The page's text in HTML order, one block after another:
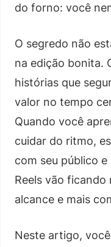
do forno: você
O segredo não
na edição bonita.
histórias que
valor no tempo
Quando você
cuidar do ritmo,
com seu público
Reels vão
alcance e mais
Neste artigo,